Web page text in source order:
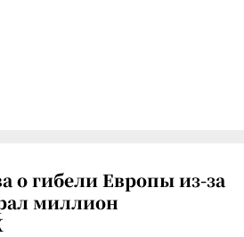
о гибели Европы из-за
миллион